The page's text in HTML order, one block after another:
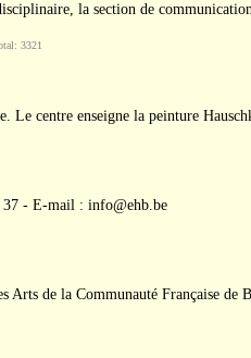
la section de
3321
Le centre enseigne la peinture
- E-mail : info@ehb.be
Arts de la Communauté Française